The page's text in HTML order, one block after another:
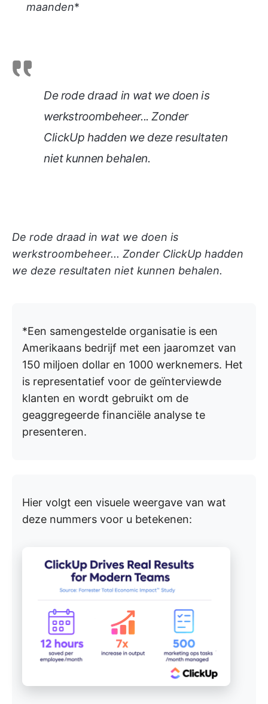
maanden*
De rode draad in wat we doen is
werkstroombeheer... Zonder
ClickUp hadden we deze resultaten
niet kunnen behalen.
De rode draad in wat we doen is
werkstroombeheer... Zonder ClickUp hadden
we deze resultaten niet kunnen behalen.
*Een samengestelde organisatie is een
Amerikaans bedrijf met een jaaromzet van
150 miljoen dollar en 1000 werknemers. Het
is representatief voor de geïnterviewde
klanten en wordt gebruikt om de
geaggregeerde financiële analyse te
presenteren.
Hier volgt een visuele weergave van wat
deze nummers voor u betekenen: